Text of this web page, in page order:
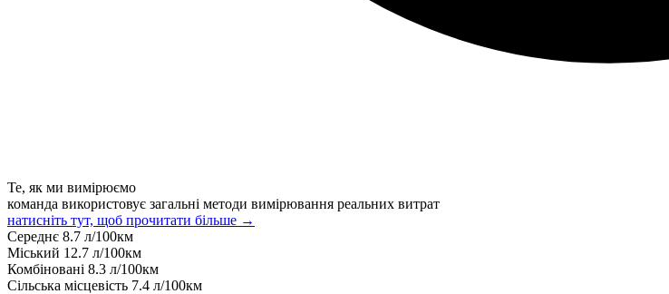
Те, як ми вимірюємо
команда використовує загальні методи вимірювання реальних витрат
натисніть тут, щоб прочитати більше →
Середнє 8.7 л/100км
Міський 12.7 л/100км
Комбіновані 8.3 л/100км
Сільська місцевість 7.4 л/100км